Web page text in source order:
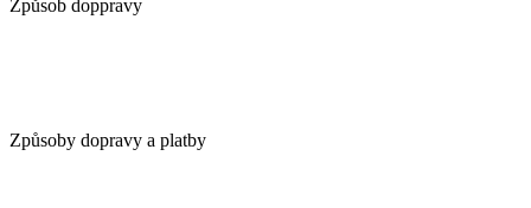
Způsob doppravy
Způsoby dopravy a platby